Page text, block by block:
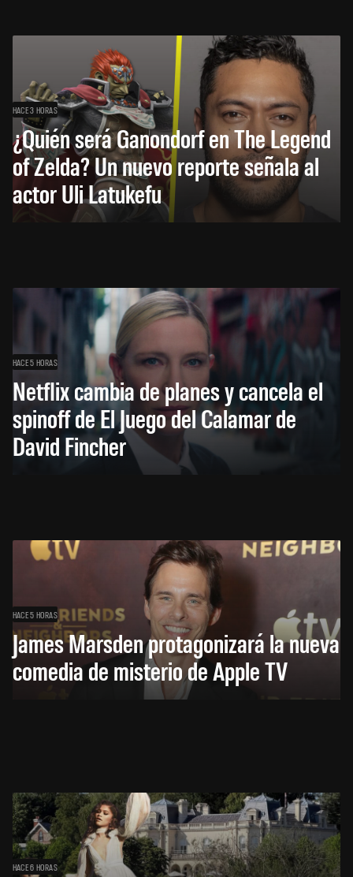
HACE 3 HORAS
¿Quién será Ganondorf en The Legend
of Zelda? Un nuevo reporte señala al
actor Uli Latukefu
HACE 5 HORAS
Netflix cambia de planes y cancela el
spinoff de El Juego del Calamar de
David Fincher
HACE 5 HORAS
James Marsden protagonizará la nueva
comedia de misterio de Apple TV
HACE 6 HORAS